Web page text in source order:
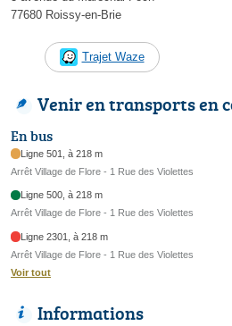
77680 Roissy-en-Brie
Trajet Waze
Venir en transports en
En bus
Ligne 501, à 218 m
Arrêt Village de Flore - 1 Rue des Violettes
Ligne 500, à 218 m
Arrêt Village de Flore - 1 Rue des Violettes
Ligne 2301, à 218 m
Arrêt Village de Flore - 1 Rue des Violettes
Voir tout
Informations